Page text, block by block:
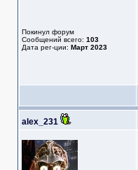
Покинул форум
Сообщений всего: 103
Дата рег-ции: Март 2023
alex_231